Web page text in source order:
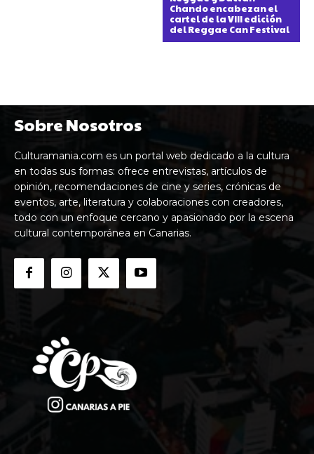
Chando encabezan el
cartel de la VIII edición
del Reggae Can Festival
Sobre Nosotros
Culturamania.com es un portal web dedicado a la cultura
en todas sus formas: ofrece entrevistas, artículos de
opinión, recomendaciones de cine y series, crónicas de
eventos, arte, literatura y colaboraciones con creadores,
todo con un enfoque cercano y apasionado por la escena
cultural contemporánea en Canarias.